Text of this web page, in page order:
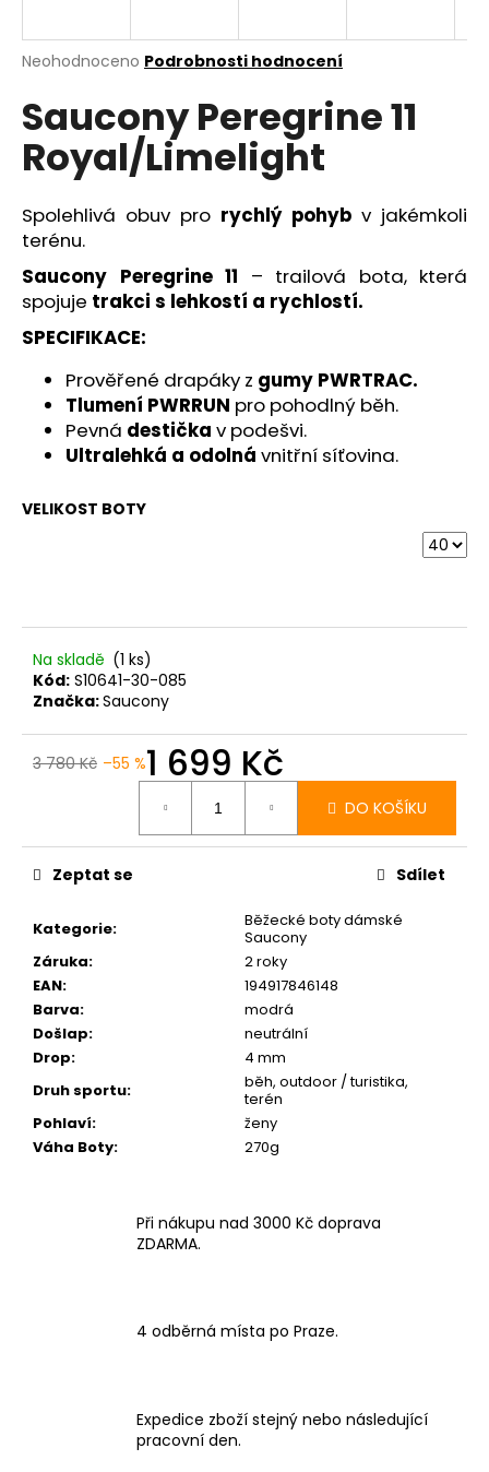
Průměrné
produktu
je
0,0
hvězdiček.
Neohodnoceno Podrobnosti hodnocení
Saucony Peregrine 11
Royal/Limelight
Spolehlivá obuv pro rychlý pohyb v jakémkoli
terénu.
Saucony Peregrine 11 – trailová bota, která
spojuje trakci s lehkostí a rychlostí.
SPECIFIKACE:
Prověřené drapáky z gumy PWRTRAC.
Tlumení PWRRUN pro pohodlný běh.
Pevná destička v podešvi.
Ultralehká a odolná vnitřní síťovina.
VELIKOST BOTY
Na skladě (1 ks)
Kód: S10641-30-085
Značka:Saucony
3 780 Kč –55 %1 699 Kč
DO KOŠÍKU
Kategorie:
Běžecké boty dámské
Saucony
Záruka:
2 roky
EAN:
194917846148
Barva:
modrá
Došlap:
neutrální
Drop:
4 mm
Druh sportu:
běh, outdoor / turistika,
terén
Pohlaví:
ženy
Váha Boty: 270g
Zeptat se Sdílet
Při nákupu nad 3000 Kč doprava
ZDARMA.
4 odběrná místa po Praze.
Expedice zboží stejný nebo následující
pracovní den.
j
t
?
D
u
BOTY
CRAFT
ENDURANCE
3
BÍLÁ